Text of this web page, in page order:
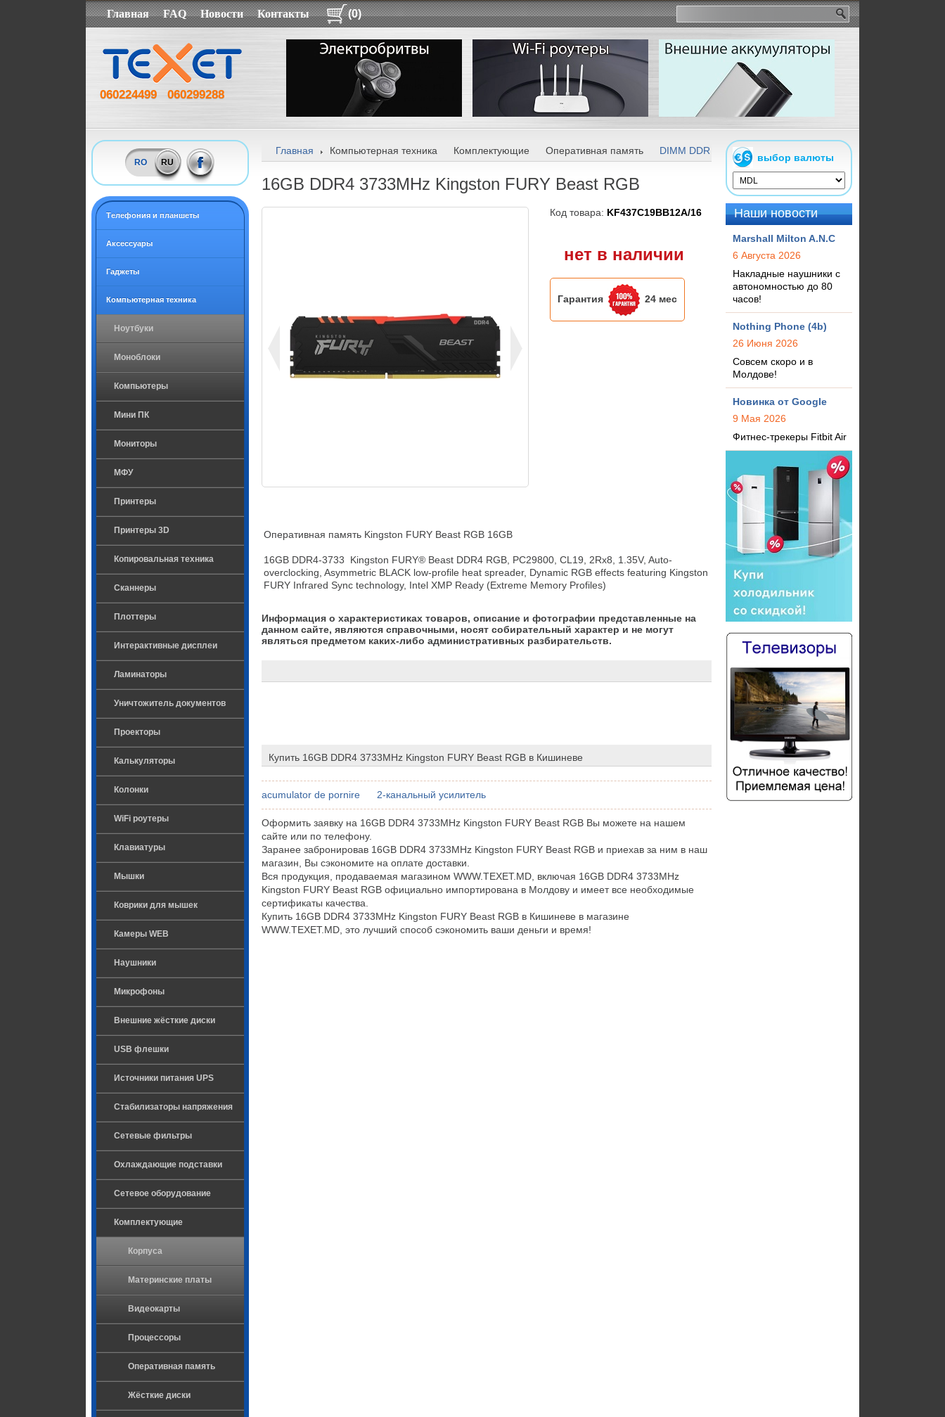
Главная FAQ Новости Контакты (0)
060224499 060299288
RO RU
Tелефония и планшеты
Аксессуары
Гаджеты
Компьютерная техника
Ноутбуки
Моноблоки
Компьютеры
Мини ПК
Мониторы
МФУ
Принтеры
Принтеры 3D
Копировальная техника
Сканнеры
Плоттеры
Интерактивные дисплеи
Ламинаторы
Уничтожитель документов
Проекторы
Калькуляторы
Колонки
WiFi роутеры
Клавиатуры
Мышки
Коврики для мышек
Камеры WEB
Наушники
Микрофоны
Внешние жёсткие диски
USB флешки
Источники питания UPS
Стабилизаторы напряжения
Сетевые фильтры
Охлаждающие подставки
Сетевое оборудование
Комплектующие
Корпуса
Материнские платы
Видеокарты
Процессоры
Оперативная память
Жёсткие диски
Главная Компьютерная техника Комплектующие Оперативная память DIMM DDR4 SDRAM 16GB DDR4 3733MHz Kingston
16GB DDR4 3733MHz Kingston FURY Beast RGB
Код товара: KF437C19BB12A/16
нет в наличии
Гарантия 24 мес
Оперативная память Kingston FURY Beast RGB 16GB
16GB DDR4-3733  Kingston FURY® Beast DDR4 RGB, PC29800, CL19, 2Rx8, 1.35V, Auto-
overclocking, Asymmetric BLACK low-profile heat spreader, Dynamic RGB effects featuring Kingston
FURY Infrared Sync technology, Intel XMP Ready (Extreme Memory Profiles)
Информация о характеристиках товаров, описание и фотографии представленные на
данном сайте, являются справочными, носят собирательный характер и не могут
являться предметом каких-либо административных разбирательств.
Купить 16GB DDR4 3733MHz Kingston FURY Beast RGB в Кишиневе
acumulator de pornire 2-канальный усилитель
Оформить заявку на 16GB DDR4 3733MHz Kingston FURY Beast RGB Вы можете на нашем
сайте или по телефону.
Заранее забронировав 16GB DDR4 3733MHz Kingston FURY Beast RGB и приехав за ним в наш
магазин, Вы сэкономите на оплате доставки.
Вся продукция, продаваемая магазином WWW.TEXET.MD, включая 16GB DDR4 3733MHz
Kingston FURY Beast RGB официально импортирована в Молдову и имеет все необходимые
сертификаты качества.
Купить 16GB DDR4 3733MHz Kingston FURY Beast RGB в Кишиневе в магазине
WWW.TEXET.MD, это лучший способ сэкономить ваши деньги и время!
выбор валюты
Наши новости
Marshall Milton A.N.C
6 Августа 2026
Накладные наушники с
автономностью до 80
часов!
Nothing Phone (4b)
26 Июня 2026
Совсем скоро и в
Молдове!
Новинка от Google
9 Мая 2026
Фитнес-трекеры Fitbit Air